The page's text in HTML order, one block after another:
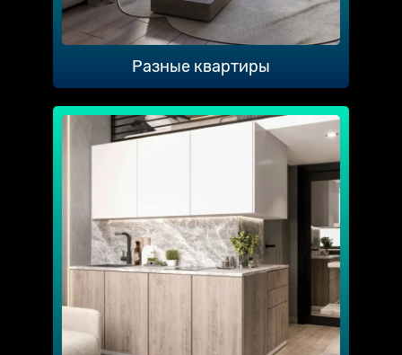
Разные квартиры